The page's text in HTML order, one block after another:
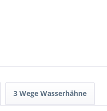
3 Wege Wasserhähne